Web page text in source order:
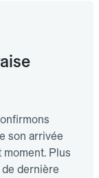
son arrivée
Plus
dernière